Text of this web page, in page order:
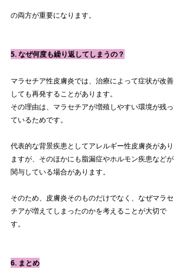
の両方が重要になります。
5. なぜ何度も繰り返してしまうの？
マラセチア性皮膚炎では、治療によって症状が改善
しても再発することがあります。
その理由は、マラセチアが増殖しやすい環境が残っ
ているためです。
代表的な背景疾患としてアレルギー性皮膚炎があり
ますが、そのほかにも脂漏症やホルモン疾患などが
関与している場合があります。
そのため、皮膚炎そのものだけでなく、なぜマラセ
チアが増えてしまったのかを考えることが大切で
す。
6. まとめ